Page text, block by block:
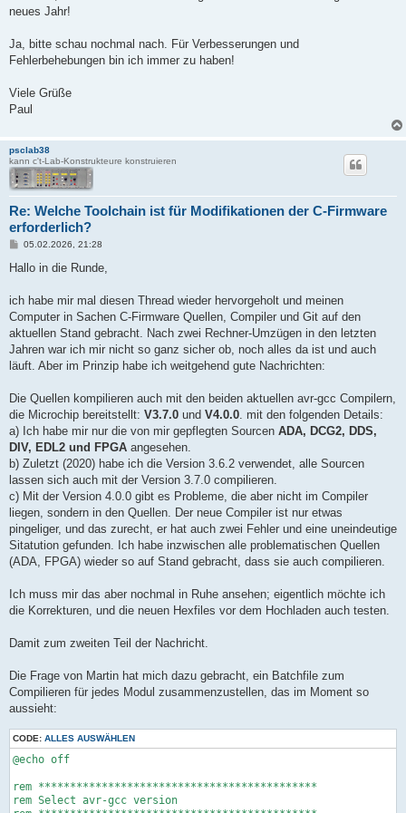
neues Jahr!
Ja, bitte schau nochmal nach. Für Verbesserungen und
Fehlerbehebungen bin ich immer zu haben!
Viele Grüße
Paul
psclab38
kann c't-Lab-Konstrukteure konstruieren
Re: Welche Toolchain ist für Modifikationen der C-Firmware
erforderlich?
B
i
a
05.02.2026, 21:28
Hallo in die Runde,
ich habe mir mal diesen Thread wieder hervorgeholt und meinen
Computer in Sachen C-Firmware Quellen, Compiler und Git auf den
aktuellen Stand gebracht. Nach zwei Rechner-Umzügen in den letzten
Jahren war ich mir nicht so ganz sicher ob, noch alles da ist und auch
läuft. Aber im Prinzip habe ich weitgehend gute Nachrichten:
Die Quellen kompilieren auch mit den beiden aktuellen avr-gcc Compilern,
die Microchip bereitstellt: V3.7.0 und V4.0.0. mit den folgenden Details:
a) Ich habe mir nur die von mir gepflegten Sourcen ADA, DCG2, DDS,
DIV, EDL2 und FPGA angesehen.
b) Zuletzt (2020) habe ich die Version 3.6.2 verwendet, alle Sourcen
lassen sich auch mit der Version 3.7.0 compilieren.
c) Mit der Version 4.0.0 gibt es Probleme, die aber nicht im Compiler
liegen, sondern in den Quellen. Der neue Compiler ist nur etwas
pingeliger, und das zurecht, er hat auch zwei Fehler und eine uneindeutige
Sitatution gefunden. Ich habe inzwischen alle problematischen Quellen
(ADA, FPGA) wieder so auf Stand gebracht, dass sie auch compilieren.
Ich muss mir das aber nochmal in Ruhe ansehen; eigentlich möchte ich
die Korrekturen, und die neuen Hexfiles vor dem Hochladen auch testen.
Damit zum zweiten Teil der Nachricht.
Die Frage von Martin hat mich dazu gebracht, ein Batchfile zum
Compilieren für jedes Modul zusammenzustellen, das im Moment so
aussieht:
CODE: ALLES AUSWÄHLEN
@echo off
rem ********************************************
rem Select avr-gcc version